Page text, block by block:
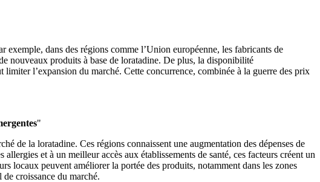
exemple, dans des régions comme l’Union européenne, les fabricants de
nouveaux produits à base de loratadine. De plus, la disponibilité
l’expansion du marché. Cette concurrence, combinée à la guerre des prix
"
de la loratadine. Ces régions connaissent une augmentation des dépenses de
et à un meilleur accès aux établissements de santé, ces facteurs créent un
locaux peuvent améliorer la portée des produits, notamment dans les zones
croissance du marché.